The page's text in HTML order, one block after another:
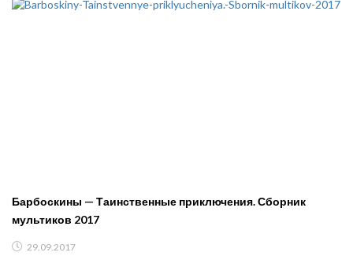
Барбоскины — Таинственные приключения. Сборник
мультиков 2017
29.09.2017